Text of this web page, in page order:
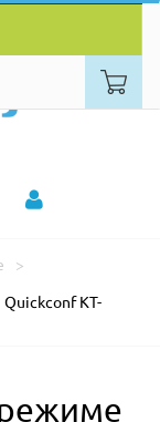
Quickconf KT-